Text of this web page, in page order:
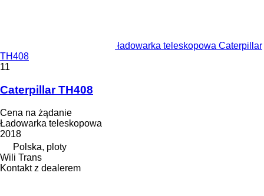
ładowarka teleskopowa Caterpillar
TH408
11
Caterpillar TH408
Cena na żądanie
Ładowarka teleskopowa
2018
Polska, ploty
Wili Trans
Kontakt z dealerem